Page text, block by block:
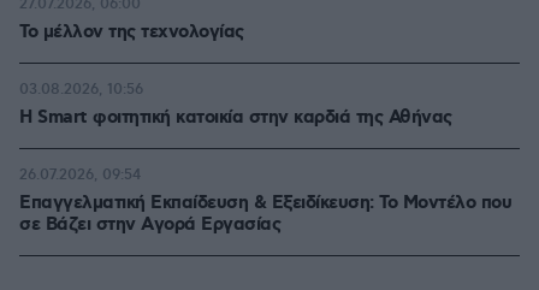
Το μέλλον της τεχνολογίας
27.07.2026, 06:00
Η Smart φοιτητική κατοικία στην καρδιά της Αθήνας
03.08.2026, 10:56
Επαγγελματική Εκπαίδευση & Εξειδίκευση: Το Mοντέλο που
σε Bάζει στην Aγορά Eργασίας
26.07.2026, 09:54